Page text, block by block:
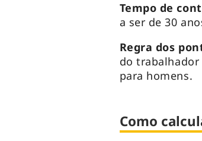
Tempo de
a ser de 30
Regra dos
do trabalhador
para homens.
Como